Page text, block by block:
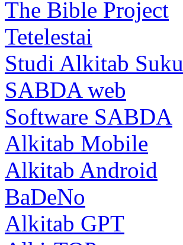
The Bible Project
Tetelestai
Studi Alkitab Suku
SABDA web
Software SABDA
Alkitab Mobile
Alkitab Android
BaDeNo
Alkitab GPT